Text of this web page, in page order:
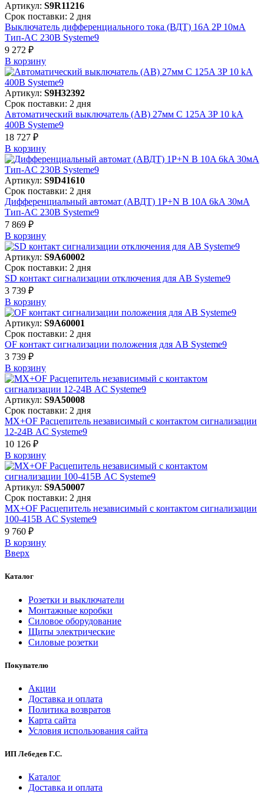
Артикул: S9R11216
Срок поставки: 2 дня
Выключатель дифференциального тока (ВДТ) 16A 2P 10мА
Тип-AC 230В Systeme9
9 272 ₽
В корзинy
Артикул: S9H32392
Срок поставки: 2 дня
Автоматический выключатель (АВ) 27мм C 125A 3P 10 kA
400В Systeme9
18 727 ₽
В корзинy
Артикул: S9D41610
Срок поставки: 2 дня
Дифференциальный автомат (АВДТ) 1P+N B 10A 6kA 30мА
Тип-AC 230В Systeme9
7 869 ₽
В корзинy
Артикул: S9A60002
Срок поставки: 2 дня
SD контакт сигнализации отключения для АВ Systeme9
3 739 ₽
В корзинy
Артикул: S9A60001
Срок поставки: 2 дня
OF контакт сигнализации положения для АВ Systeme9
3 739 ₽
В корзинy
Артикул: S9A50008
Срок поставки: 2 дня
MX+OF Расцепитель независимый с контактом сигнализации
12-24В AC Systeme9
10 126 ₽
В корзинy
Артикул: S9A50007
Срок поставки: 2 дня
MX+OF Расцепитель независимый с контактом сигнализации
100-415В AC Systeme9
9 760 ₽
В корзинy
Вверх
Каталог
Розетки и выключатели
Монтажные коробки
Силовое оборудование
Щиты электрические
Силовые розетки
Покупателю
Акции
Доставка и оплата
Политика возвратов
Карта сайта
Условия использования сайта
ИП Лебедев Г.С.
Каталог
Доставка и оплата